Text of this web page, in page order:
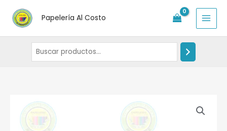
contenido
Papelería Al Costo
dvd